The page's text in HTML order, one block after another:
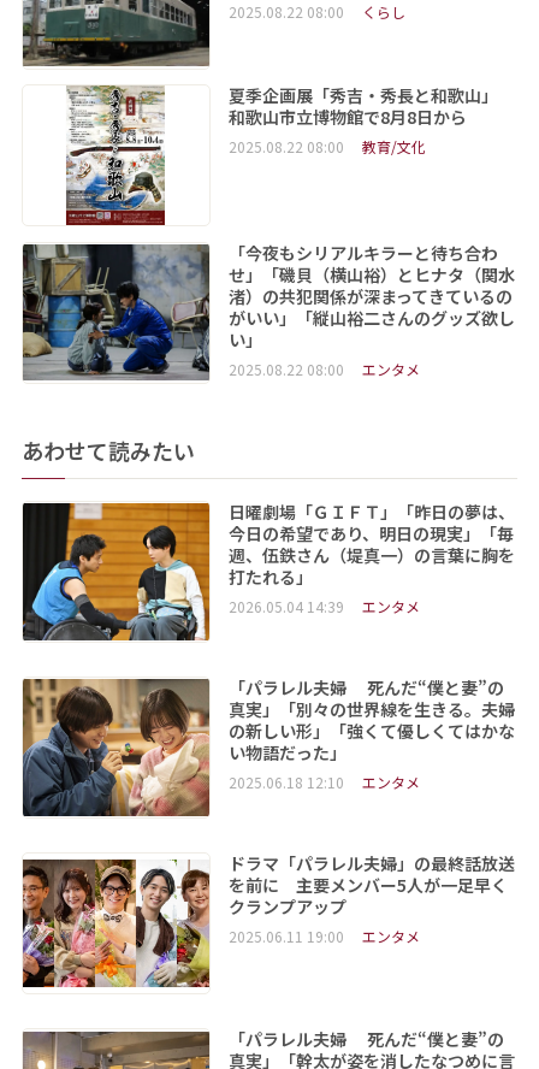
2025.08.22 08:00 くらし
夏季企画展「秀吉・秀長と和歌山」
和歌山市立博物館で8月8日から
2025.08.22 08:00 教育/文化
「今夜もシリアルキラーと待ち合わ
せ」「磯貝（横山裕）とヒナタ（関水
渚）の共犯関係が深まってきているの
がいい」「縦山裕二さんのグッズ欲し
い」
2025.08.22 08:00 エンタメ
あわせて読みたい
日曜劇場「ＧＩＦＴ」「昨日の夢は、
今日の希望であり、明日の現実」「毎
週、伍鉄さん（堤真一）の言葉に胸を
打たれる」
2026.05.04 14:39 エンタメ
「パラレル夫婦 死んだ“僕と妻”の
真実」「別々の世界線を生きる。夫婦
の新しい形」「強くて優しくてはかな
い物語だった」
2025.06.18 12:10 エンタメ
ドラマ「パラレル夫婦」の最終話放送
を前に 主要メンバー5人が一足早く
クランプアップ
2025.06.11 19:00 エンタメ
「パラレル夫婦 死んだ“僕と妻”の
真実」「幹太が姿を消したなつめに言